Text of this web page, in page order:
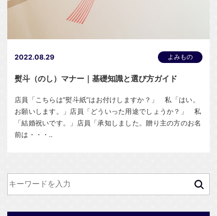
2022.08.29 よみもの
熨斗（のし）マナー｜基礎知識と選び方ガイド
店員「こちらは”熨斗紙”はお付けしますか？」 私「はい。
お願いします。」店員「どういった用途でしょうか？」 私
「結婚祝いです。」店員「承知しました。贈り主の方のお名
前は・・・‥